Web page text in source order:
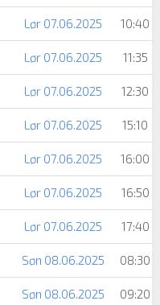
Lør 07.06.2025 10:40
Lør 07.06.2025 11:35
Lør 07.06.2025 12:30
Lør 07.06.2025 15:10
Lør 07.06.2025 16:00
Lør 07.06.2025 16:50
Lør 07.06.2025 17:40
Søn 08.06.2025 08:30
Søn 08.06.2025 09:20